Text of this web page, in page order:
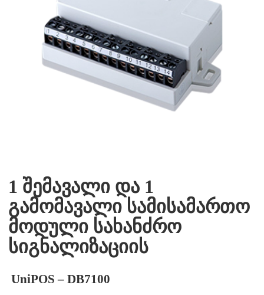
1 შემავალი და 1
გამომავალი სამისამართო
მოდული სახანძრო
სიგნალიზაციის
UniPOS – DB7100